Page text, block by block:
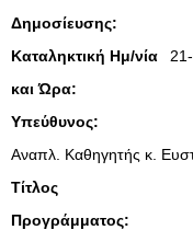
Δημοσίευσης:
Καταληκτική Ημ/νία
και Ώρα:
Υπεύθυνος:
Αναπλ. Καθηγητής κ.
Τίτλος
Προγράμματος: